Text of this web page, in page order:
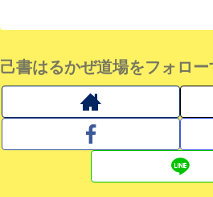
己書はるかぜ道場をフォロー